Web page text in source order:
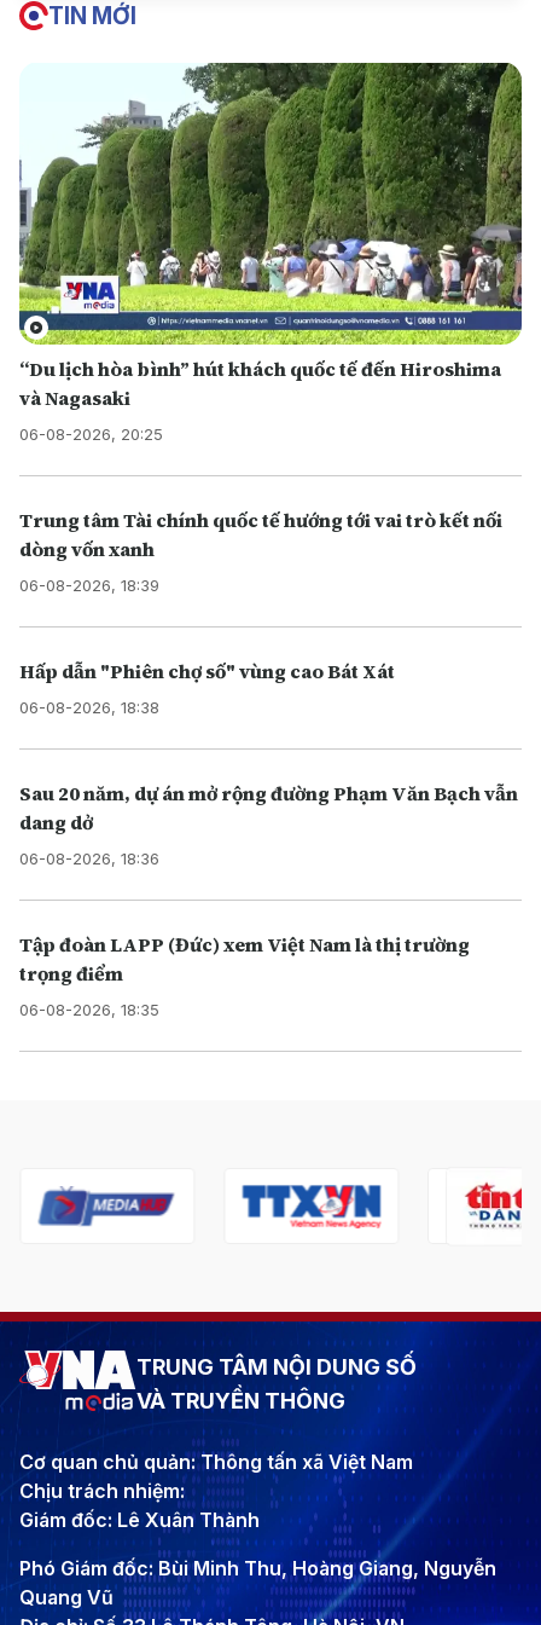
TIN MỚI
“Du lịch hòa bình” hút khách quốc tế đến Hiroshima
và Nagasaki
06-08-2026, 20:25
Trung tâm Tài chính quốc tế hướng tới vai trò kết nối
dòng vốn xanh
06-08-2026, 18:39
Hấp dẫn "Phiên chợ số" vùng cao Bát Xát
06-08-2026, 18:38
Sau 20 năm, dự án mở rộng đường Phạm Văn Bạch vẫn
dang dở
06-08-2026, 18:36
Tập đoàn LAPP (Đức) xem Việt Nam là thị trường
trọng điểm
06-08-2026, 18:35
TRUNG TÂM NỘI DUNG SỐ
VÀ TRUYỀN THÔNG
Cơ quan chủ quản: Thông tấn xã Việt Nam
Chịu trách nhiệm:
Giám đốc: Lê Xuân Thành
Phó Giám đốc: Bùi Minh Thu, Hoàng Giang, Nguyễn
Quang Vũ